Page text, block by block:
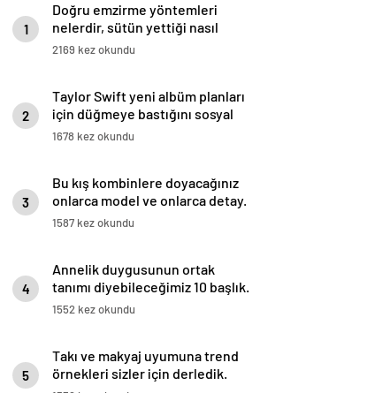
1
Doğru emzirme yöntemleri
nelerdir, sütün yettiği nasıl
anlaşılır?
2169 kez okundu
2
Taylor Swift yeni albüm planları
için düğmeye bastığını sosyal
medyadan duyurdu!
1678 kez okundu
3
Bu kış kombinlere doyacağınız
onlarca model ve onlarca detay.
1587 kez okundu
4
Annelik duygusunun ortak
tanımı diyebileceğimiz 10 başlık.
1552 kez okundu
5
Takı ve makyaj uyumuna trend
örnekleri sizler için derledik.